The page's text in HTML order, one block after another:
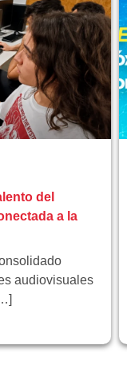
del
a la
audiovisuales